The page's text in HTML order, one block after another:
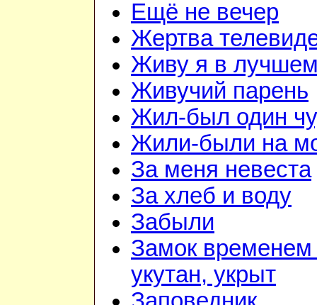
Ещё не вечер
Жертва
Живу я в
Живучий парень
Жил-был один
Жили-были на
За меня невеста
За хлеб и воду
Забыли
Замок временем
укутан, укрыт